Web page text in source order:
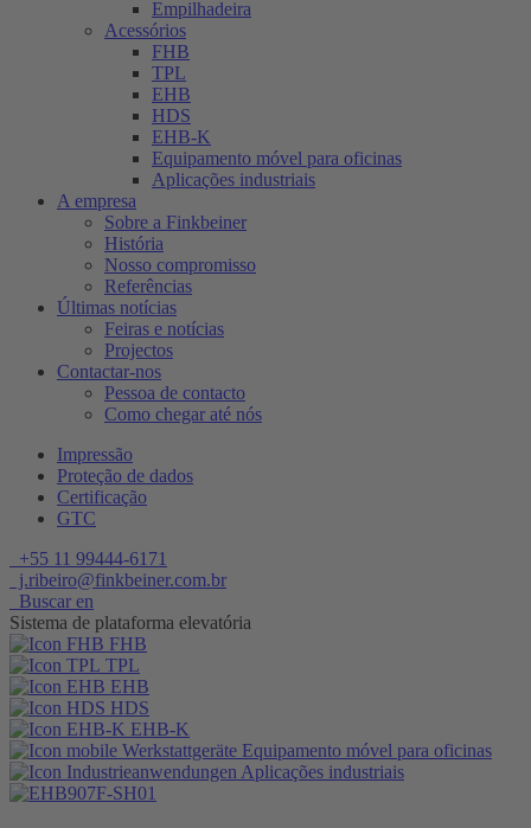
Empilhadeira
Acessórios
FHB
TPL
EHB
HDS
EHB-K
Equipamento móvel para oficinas
Aplicações industriais
A empresa
Sobre a Finkbeiner
História
Nosso compromisso
Referências
Últimas notícias
Feiras e notícias
Projectos
Contactar-nos
Pessoa de contacto
Como chegar até nós
Impressão
Proteção de dados
Certificação
GTC
+55 11 99444-6171
j.ribeiro@finkbeiner.com.br
Buscar en
Sistema de plataforma elevatória
FHB
TPL
EHB
HDS
EHB-K
Equipamento móvel para oficinas
Aplicações industriais